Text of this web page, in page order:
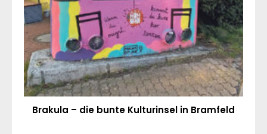
Brakula – die bunte Kulturinsel in Bramfeld